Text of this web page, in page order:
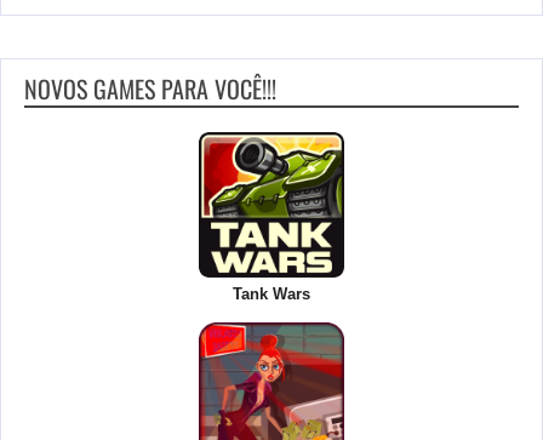
NOVOS GAMES PARA VOCÊ!!!
Tank Wars